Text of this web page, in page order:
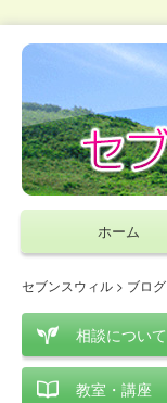
ホーム
セブンスウィル > ブログ
相談について
教室・講座